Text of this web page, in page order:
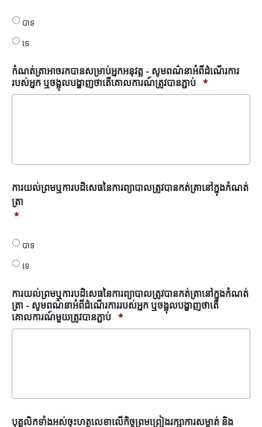
សម្រាប់
អ្នក
អនុវត្ត
បាទ
ទេ
កំណត់ត្រាអាចរកបានសម្រាប់អ្នកអនុវត្ត - សូមពណ៌នាអំពីដំណើរការ
របស់អ្នក ឬចង្អុលបង្ហាញថាតើគោលការណ៍ត្រូវបានភ្ជាប់ *
ការ
យល់
ព្រមឬ
នៃ
ការ
ព្យាបាល
បានកត់
ត្រា
នៅ
ក្នុង
ការយល់ព្រមឬការបដិសេធនៃការព្យាបាលត្រូវបានកត់ត្រានៅក្នុងកំណត់
ត្រា
*
បាទ
ទេ
ការយល់ព្រមឬការបដិសេធនៃការព្យាបាលត្រូវបានកត់ត្រានៅក្នុងកំណត់
ត្រា - សូមពណ៌នាអំពីដំណើរការរបស់អ្នក ឬចង្អុលបង្ហាញថាតើ
គោលការណ៍មួយត្រូវបានភ្ជាប់ *
បុគ្គលិក
បុគ្គលិកទាំងអស់ចុះហត្ថលេខាលើកិច្ចព្រមព្រៀងរក្សាការសម្ងាត់ និង